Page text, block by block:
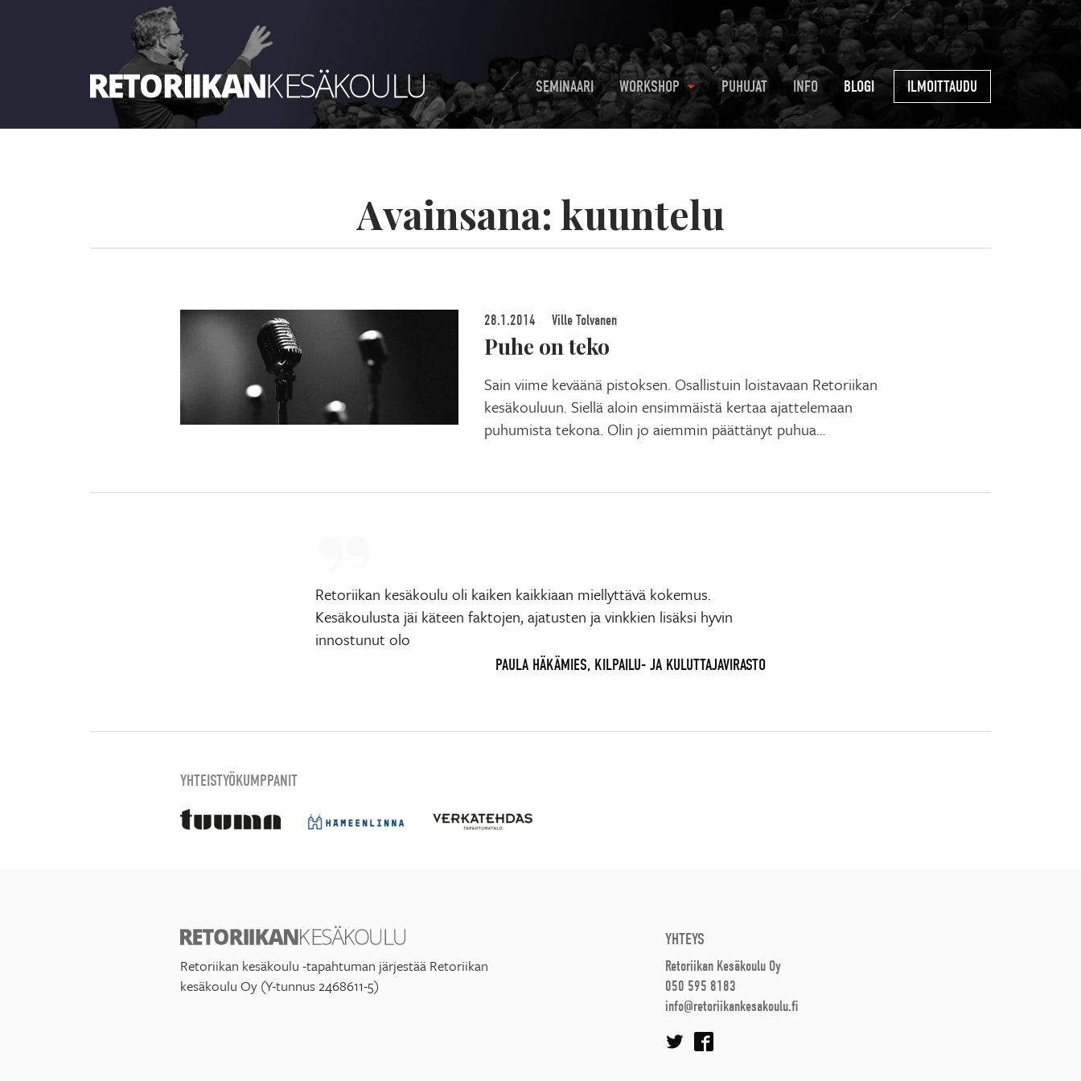
SEMINAARI WORKSHOP PUHUJAT INFO BLOGI ILMOITTAUDU
Avainsana: kuuntelu
28.1.2014 Ville Tolvanen
Puhe on teko
Sain viime keväänä pistoksen. Osallistuin loistavaan Retoriikan
kesäkouluun. Siellä aloin ensimmäistä kertaa ajattelemaan
puhumista tekona. Olin jo aiemmin päättänyt puhua…
Retoriikan kesäkoulu oli kaiken kaikkiaan miellyttävä kokemus.
Kesäkoulusta jäi käteen faktojen, ajatusten ja vinkkien lisäksi hyvin
innostunut olo
PAULA HÄKÄMIES, KILPAILU- JA KULUTTAJAVIRASTO
YHTEISTYÖKUMPPANIT
Retoriikan kesäkoulu -tapahtuman järjestää Retoriikan
kesäkoulu Oy (Y-tunnus 2468611-5)
YHTEYS
Retoriikan Kesäkoulu Oy
050 595 8183
info@retoriikankesakoulu.fi